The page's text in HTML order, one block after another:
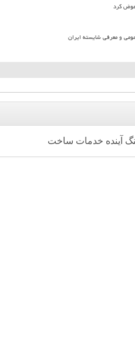
کرد
و معرفی شایسته ایران
آینده خدمات ساخت